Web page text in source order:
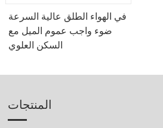
في الهواء الطلق عالية السرعة
ضوء واجب عموم الميل مع
السكن العلوي
المنتجات